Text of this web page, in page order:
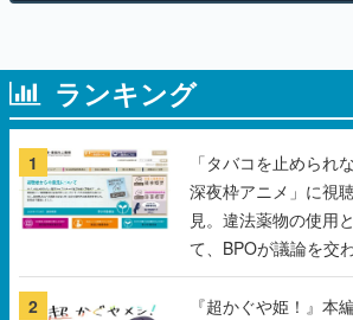
ランキング
1
「タバコを止められ
深夜枠アニメ」に視
見。違法薬物の使用
て、BPOが議論を交
2
『超かぐや姫！』本